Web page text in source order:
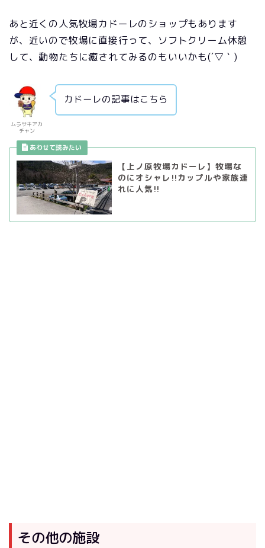
あと近くの人気牧場カドーレのショップもあります
が、近いので牧場に直接行って、ソフトクリーム休憩
して、動物たちに癒されてみるのもいいかも(´▽｀)
ムラサキアカ
チャン
カドーレの記事はこちら
【上ノ原牧場カドーレ】牧場な
のにオシャレ!!カップルや家族連
れに人気!!
その他の施設